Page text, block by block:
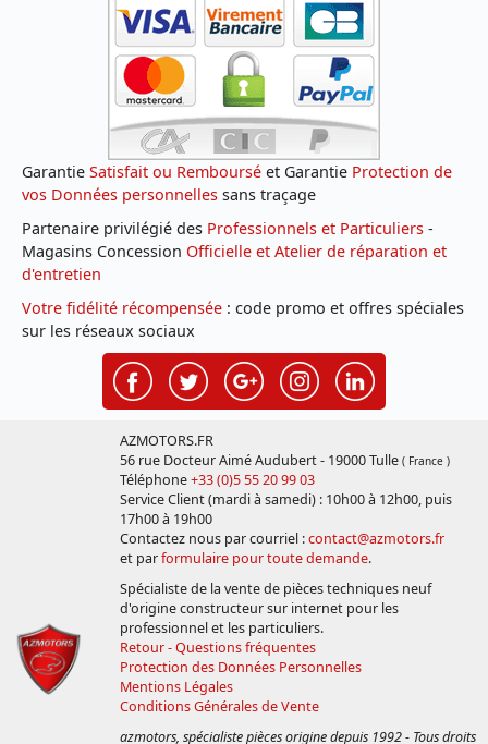
Garantie Satisfait ou Remboursé et Garantie Protection de
vos Données personnelles sans traçage
Partenaire privilégié des Professionnels et Particuliers -
Magasins Concession Officielle et Atelier de réparation et
d'entretien
Votre fidélité récompensée : code promo et offres spéciales
sur les réseaux sociaux
AZMOTORS.FR
56 rue Docteur Aimé Audubert - 19000 Tulle ( France )
Téléphone+33 (0)5 55 20 99 03
Service Client (mardi à samedi) : 10h00 à 12h00, puis
17h00 à 19h00
Contactez nous par courriel :contact@azmotors.fr
et parformulaire pour toute demande.
Spécialiste de la vente de pièces techniques neuf
d'origine constructeur sur internet pour les
professionnel et les particuliers.
Retour - Questions fréquentes
Protection des Données Personnelles
Mentions Légales
Conditions Générales de Vente
azmotors, spécialiste pièces origine depuis 1992 - Tous droits